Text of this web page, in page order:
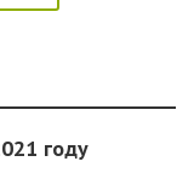
году